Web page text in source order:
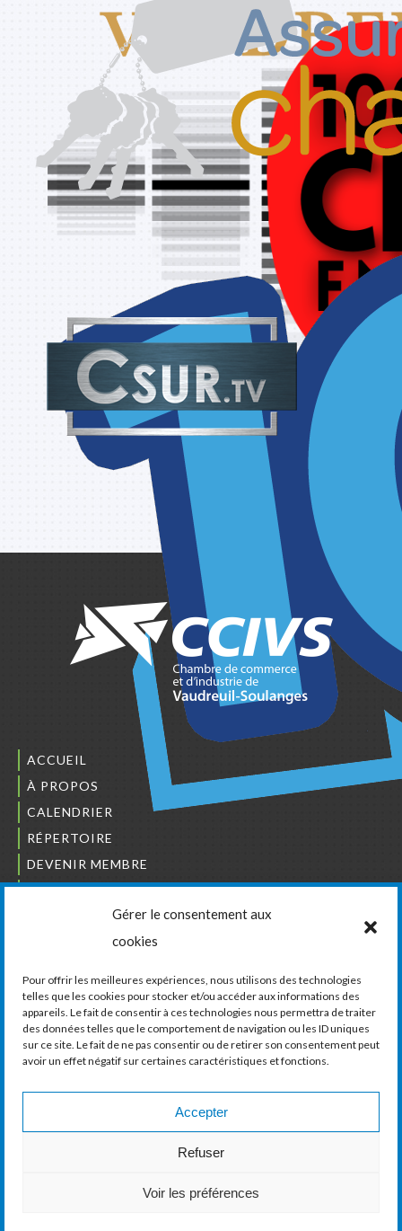
Gérer le consentement aux
cookies
Pour offrir les meilleures expériences, nous utilisons des technologies
telles que les cookies pour stocker et/ou accéder aux informations des
appareils. Le fait de consentir à ces technologies nous permettra de traiter
des données telles que le comportement de navigation ou les ID uniques
sur ce site. Le fait de ne pas consentir ou de retirer son consentement peut
avoir un effet négatif sur certaines caractéristiques et fonctions.
Accepter
Refuser
Voir les préférences
ACCUEIL
À PROPOS
CALENDRIER
RÉPERTOIRE
DEVENIR MEMBRE
NOUS JOINDRE
L’ORDRE DES BÂTISSEURS
LA CHAMBRE DE COMMERCE ET D’INDUSTRIE
DE VAUDREUIL-SOULANGES
11, boul. de la Cité-des-Jeunes, Suite 201